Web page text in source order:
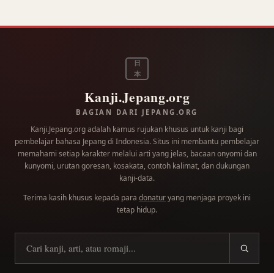
日
本
Kanji.Jepang.org
BAGIAN DARI JEPANG.ORG
Kanji.Jepang.org adalah kamus rujukan khusus untuk kanji bagi
pembelajar bahasa Jepang di Indonesia. Situs ini membantu pembelajar
memahami setiap karakter melalui arti yang jelas, bacaan onyomi dan
kunyomi, urutan goresan, kosakata, contoh kalimat, dan dukungan
kanji-data.
Terima kasih khusus kepada para donaturyang menjaga proyek ini
tetap hidup.
Cari kanji